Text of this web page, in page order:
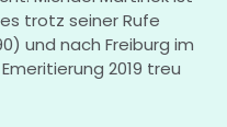
trotz seiner Rufe
und nach Freiburg im
2019 treu